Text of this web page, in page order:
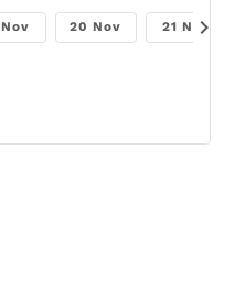
20 Nov 21 Nov
chevron_right